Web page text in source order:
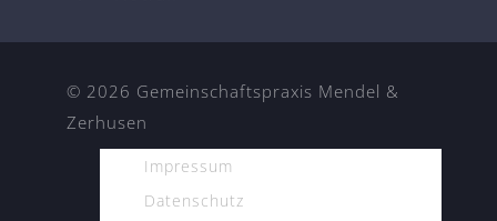
© 2026 Gemeinschaftspraxis Mendel &
Zerhusen
Impressum
Datenschutz